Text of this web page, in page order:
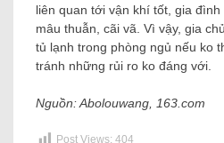
liên quan tới vận khí tốt, gia
mâu thuẫn, cãi vã. Vì vậy, gia
tủ lạnh trong phòng ngủ nếu ko
tránh những rủi ro ko đáng với.
Nguồn: Abolouwang, 163.com
Post Views: 404